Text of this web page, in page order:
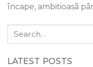
încape, ambitioasã
LATEST POSTS